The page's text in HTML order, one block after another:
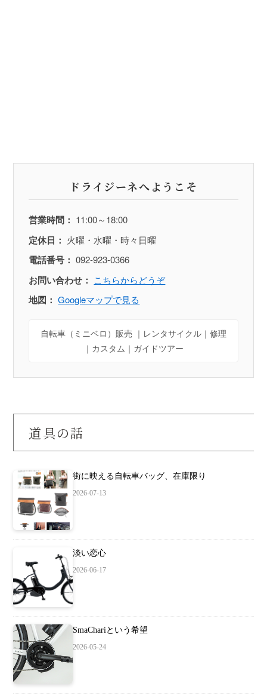
ドライジーネへようこそ
営業時間： 11:00～18:00
定休日： 火曜・水曜・時々日曜
電話番号： 092-923-0366
お問い合わせ： こちらからどうぞ
地図： Googleマップで見る
自転車（ミニベロ）販売 ｜レンタサイクル｜修理
｜カスタム｜ガイドツアー
道具の話
街に映える自転車バッグ、在庫限り
2026-07-13
淡い恋心
2026-06-17
SmaChariという希望
2026-05-24